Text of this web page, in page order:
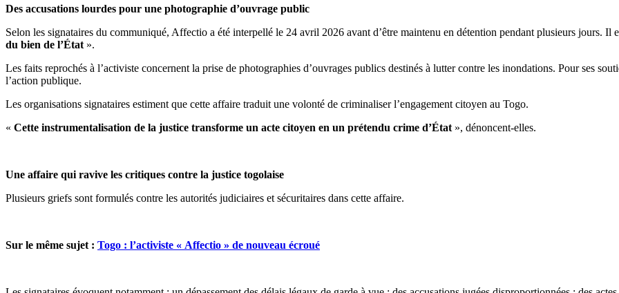
Des accusations lourdes pour une photographie d’ouvrage public
Selon les signataires du communiqué, Affectio a été interpellé le 24 avril 2026 avant d’être maintenu en détention pendant plusieurs jours. Il
du bien de l’État ».
Les faits reprochés à l’activiste concernent la prise de photographies d’ouvrages publics destinés à lutter contre les inondations. Pour ses
l’action publique.
Les organisations signataires estiment que cette affaire traduit une volonté de criminaliser l’engagement citoyen au Togo.
« Cette instrumentalisation de la justice transforme un acte citoyen en un prétendu crime d’État », dénoncent-elles.
Une affaire qui ravive les critiques contre la justice togolaise
Plusieurs griefs sont formulés contre les autorités judiciaires et sécuritaires dans cette affaire.
Sur le même sujet : Togo : l’activiste « Affectio » de nouveau écroué